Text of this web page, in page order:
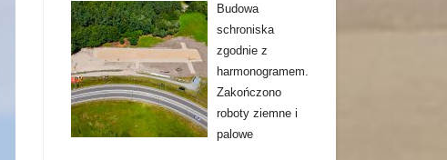
Budowa
schroniska
zgodnie z
harmonogramem.
Zakończono
roboty ziemne i
palowe